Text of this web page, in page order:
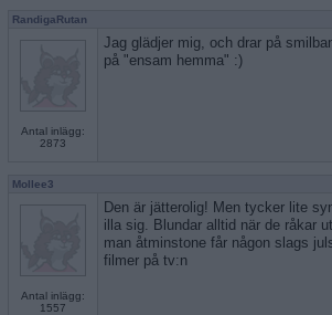
RandigaRutan
Antal inlägg:
2873
Jag glädjer mig, och drar på
på "ensam hemma" :)
Mollee3
Antal inlägg:
1557
Den är jätterolig! Men tycker lite
illa sig. Blundar alltid när de råkar
man åtminstone får någon slags
filmer på tv:n